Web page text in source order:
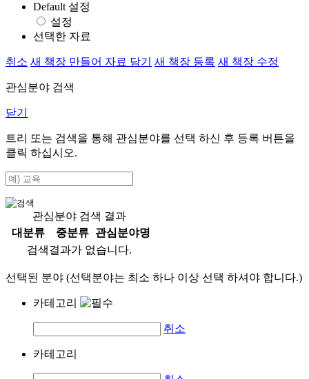
Default 설정
설정
선택한 자료
취소 새 책장 만들어 자료 담기 새 책장 등록 새 책장 수정
관심분야 검색
닫기
트리 또는 검색을 통해 관심분야를 선택 하신 후 등록 버튼을
클릭 하십시오.
관심분야 검색 결과
대분류
중분류
관심분야명
검색결과가 없습니다.
선택된 분야 (선택분야는 최소 하나 이상 선택 하셔야 합니다.)
카테고리
취소
카테고리